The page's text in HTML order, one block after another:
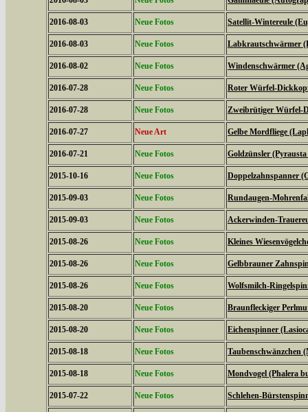
2016-08-03 Neue Fotos Satellit-Wintereule
2016-08-03 Neue Fotos Labkrautschwärmer
2016-08-02 Neue Fotos Windenschwärmer
2016-07-28 Neue Fotos Roter Würfel-
2016-07-28 Neue Fotos Zweibrütiger Würfel-
2016-07-27 Neue Art Gelbe Mordfliege
2016-07-21 Neue Fotos Goldzünsler
2015-10-16 Neue Fotos Doppelzahnspanner
2015-09-03 Neue Fotos Rundaugen-
2015-09-03 Neue Fotos Ackerwinden-
2015-08-26 Neue Fotos Kleines
2015-08-26 Neue Fotos Gelbbrauner
2015-08-26 Neue Fotos Wolfsmilch-
2015-08-20 Neue Fotos Braunfleckiger
2015-08-20 Neue Fotos Eichenspinner
2015-08-18 Neue Fotos Taubenschwänzchen
2015-08-18 Neue Fotos Mondvogel (Phalera
2015-07-22 Neue Fotos Schlehen-